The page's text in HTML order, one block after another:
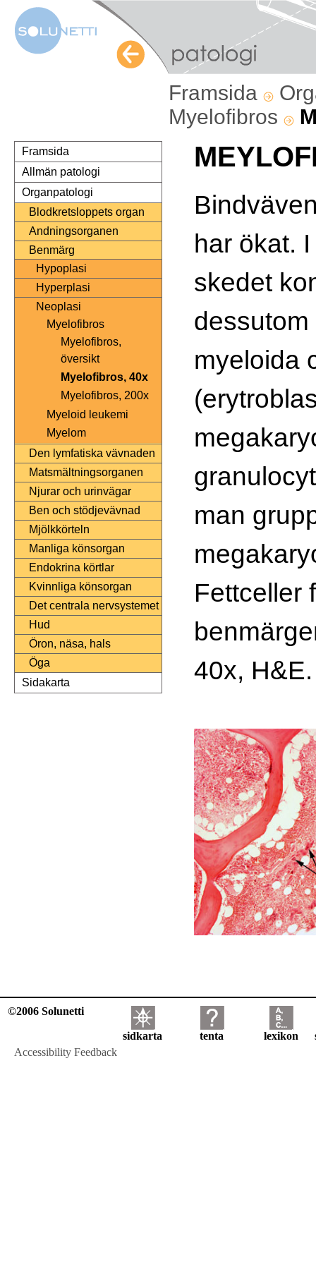
Framsida
Myelofibros
Framsida
Allmän patologi
Organpatologi
Blodkretsloppets organ
Andningsorganen
Benmärg
Hypoplasi
Hyperplasi
Neoplasi
Myelofibros
Myelofibros,
översikt
Myelofibros, 40x
Myelofibros, 200x
Myeloid leukemi
Myelom
Den lymfatiska vävnaden
Matsmältningsorganen
Njurar och urinvägar
Ben och stödjevävnad
Mjölkkörteln
Manliga könsorgan
Endokrina körtlar
Kvinnliga könsorgan
Det centrala nervsystemet
Hud
Öron, näsa, hals
Öga
Sidakarta
har ökat.
skedet
myeloida
man
Fettceller
40x, H&E.
©2006 Solunetti
sidkarta tenta lexikon
Accessibility Feedback